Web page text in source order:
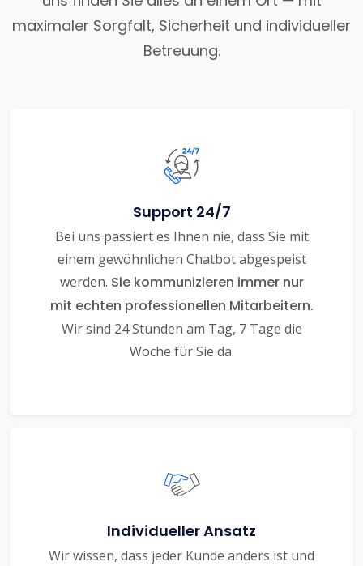
maximaler Sorgfalt, Sicherheit und individueller
Betreuung.
Support 24/7
Bei uns passiert es Ihnen nie, dass Sie mit
einem gewöhnlichen Chatbot abgespeist
werden. Sie kommunizieren immer nur
mit echten professionellen Mitarbeitern.
Wir sind 24 Stunden am Tag, 7 Tage die
Woche für Sie da.
Individueller Ansatz
Wir wissen, dass jeder Kunde anders ist und